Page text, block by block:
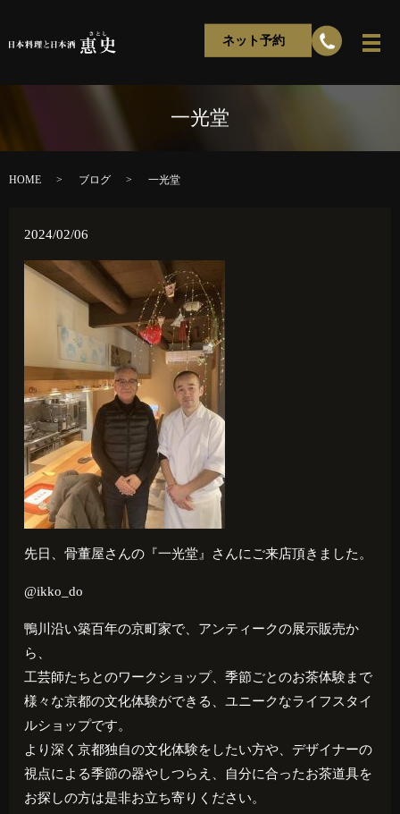
ネット予約
一光堂
HOME ブログ 一光堂
2024/02/06
先日、骨董屋さんの『一光堂』さんにご来店頂きました。
@ikko_do
鴨川沿い築百年の京町家で、アンティークの展示販売か
ら、
工芸師たちとのワークショップ、季節ごとのお茶体験まで
様々な京都の文化体験ができる、ユニークなライフスタイ
ルショップです。
より深く京都独自の文化体験をしたい方や、デザイナーの
視点による季節の器やしつらえ、自分に合ったお茶道具を
お探しの方は是非お立ち寄りください。